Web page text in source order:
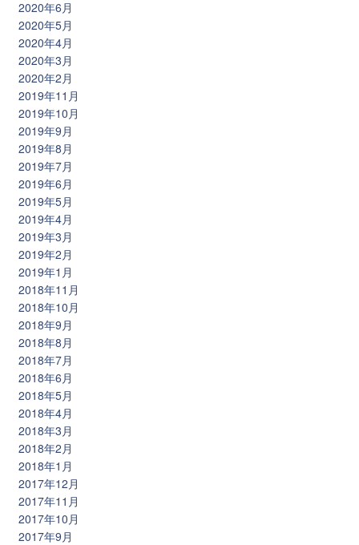
2020年6月
2020年5月
2020年4月
2020年3月
2020年2月
2019年11月
2019年10月
2019年9月
2019年8月
2019年7月
2019年6月
2019年5月
2019年4月
2019年3月
2019年2月
2019年1月
2018年11月
2018年10月
2018年9月
2018年8月
2018年7月
2018年6月
2018年5月
2018年4月
2018年3月
2018年2月
2018年1月
2017年12月
2017年11月
2017年10月
2017年9月